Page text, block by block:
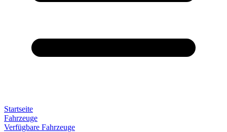
Startseite
Fahrzeuge
Verfügbare Fahrzeuge